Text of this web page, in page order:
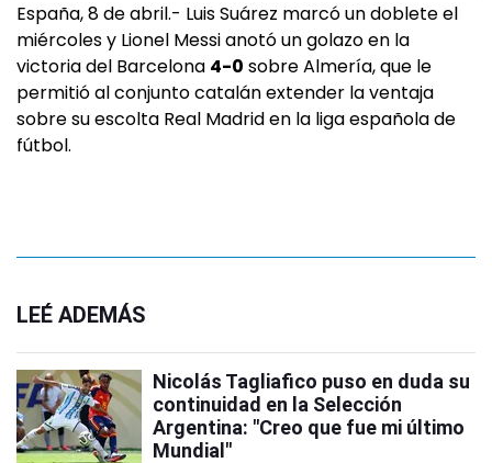
España, 8 de abril.- Luis Suárez marcó un doblete el
miércoles y Lionel Messi anotó un golazo en la
victoria del Barcelona 4-0 sobre Almería, que le
permitió al conjunto catalán extender la ventaja
sobre su escolta Real Madrid en la liga española de
fútbol.
LEÉ ADEMÁS
Nicolás Tagliafico puso en duda su
continuidad en la Selección
Argentina: "Creo que fue mi último
Mundial"